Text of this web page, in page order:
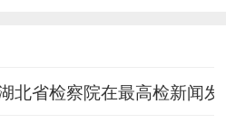
北省检察院在最高检新闻